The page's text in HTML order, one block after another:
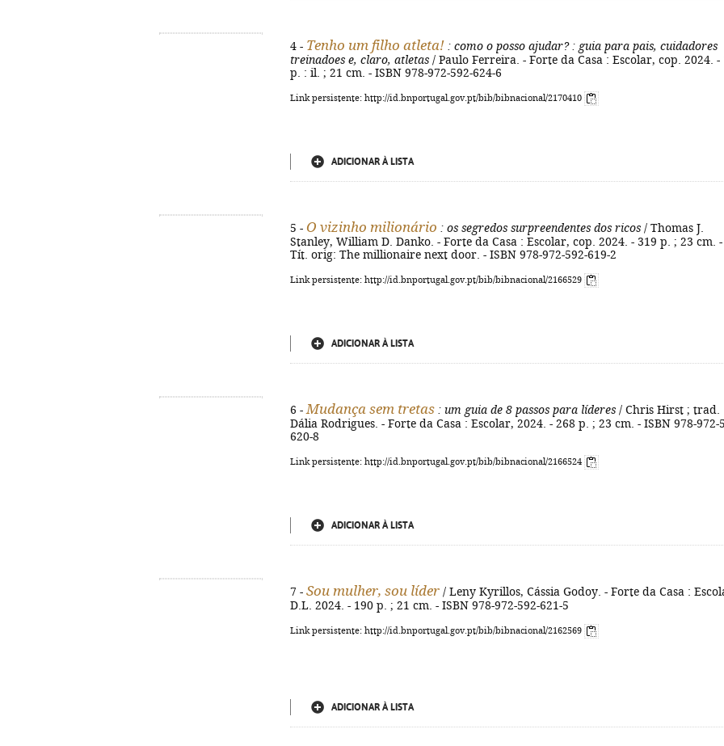
4 - Tenho um filho atleta! : como o posso ajudar?: guia para pais, cuidadores
treinadoes e, claro, atletas / Paulo Ferreira. - Forte da Casa : Escolar, cop. 2024. -
p. : il. ; 21 cm. - ISBN 978-972-592-624-6
Link persistente: http://id.bnportugal.gov.pt/bib/bibnacional/2170410
ADICIONAR À LISTA
5 - O vizinho milionário : os segredos surpreendentes dos ricos / Thomas J.
Stanley, William D. Danko. - Forte da Casa : Escolar, cop. 2024. - 319 p. ; 23 cm. -
Tít. orig: The millionaire next door. - ISBN 978-972-592-619-2
Link persistente: http://id.bnportugal.gov.pt/bib/bibnacional/2166529
ADICIONAR À LISTA
6 - Mudança sem tretas : um guia de 8 passos para líderes / Chris Hirst ; trad.
Dália Rodrigues. - Forte da Casa : Escolar, 2024. - 268 p. ; 23 cm. - ISBN 978-972-
620-8
Link persistente: http://id.bnportugal.gov.pt/bib/bibnacional/2166524
ADICIONAR À LISTA
7 - Sou mulher, sou líder / Leny Kyrillos, Cássia Godoy. - Forte da Casa :
D.L. 2024. - 190 p. ; 21 cm. - ISBN 978-972-592-621-5
Link persistente: http://id.bnportugal.gov.pt/bib/bibnacional/2162569
ADICIONAR À LISTA